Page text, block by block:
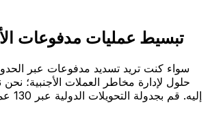
تبسيط عمليات مدفوعات
سواء كنت تريد تسديد مدفوعات عبر
حلول لإدارة مخاطر العملات الأجنبية؛